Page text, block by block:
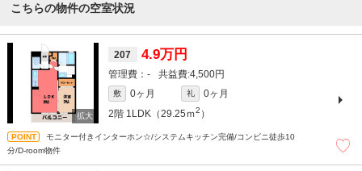
こちらの物件の空室状況
207 4.9万円
- 4,500円
敷 0ヶ月 礼
0ヶ月
2階 1LDK（29.25ｍ2 ）
モニター付きインターホン☆/システムキッチン完備/コンビニ徒歩10
分/D-room物件